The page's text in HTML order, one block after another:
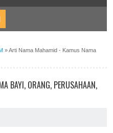
»Arti Nama Mahamid - Kamus Nama
BAYI, ORANG, PERUSAHAAN,